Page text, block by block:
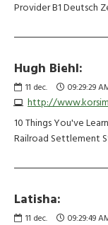
Provider B1 Deutsch
Hugh Biehl:
11 dec. 09:29:29
10 Things You've
Railroad Settlement
Latisha:
11 dec. 09:29:49